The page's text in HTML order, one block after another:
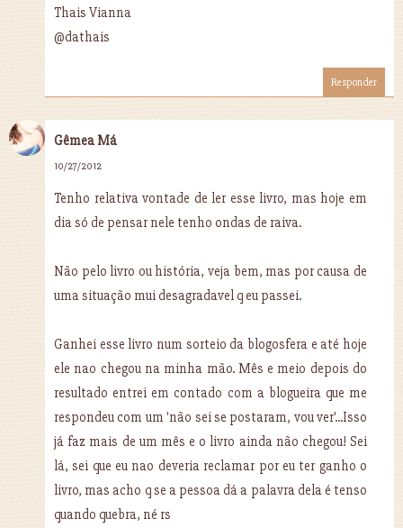
Thais Vianna
@dathais
Responder
Gêmea Má
10/27/2012
Tenho relativa vontade de ler esse livro, mas hoje em
dia só de pensar nele tenho ondas de raiva.
Não pelo livro ou história, veja bem, mas por causa de
uma situação mui desagradavel q eu passei.
Ganhei esse livro num sorteio da blogosfera e até hoje
ele nao chegou na minha mão. Mês e meio depois do
resultado entrei em contado com a blogueira que me
respondeu com um 'não sei se postaram, vou ver'...Isso
já faz mais de um mês e o livro ainda não chegou! Sei
lá, sei que eu nao deveria reclamar por eu ter ganho o
livro, mas acho q se a pessoa dá a palavra dela é tenso
quando quebra, né rs